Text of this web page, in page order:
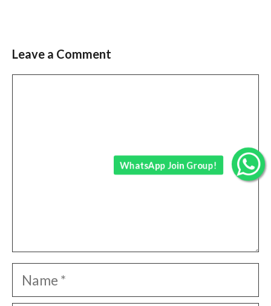
Leave a Comment
Name
WhatsApp Join Group!